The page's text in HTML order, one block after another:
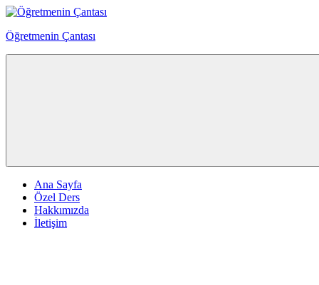
Skip
content
Öğretmenin Çantası
Ana Sayfa
Özel Ders
Hakkımızda
İletişim